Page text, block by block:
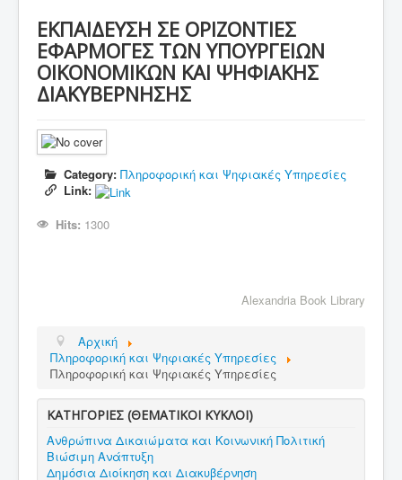
ΕΚΠΑΙΔΕΥΣΗ ΣΕ ΟΡΙΖΟΝΤΙΕΣ
ΕΦΑΡΜΟΓΕΣ ΤΩΝ ΥΠΟΥΡΓΕΙΩΝ
ΟΙΚΟΝΟΜΙΚΩΝ ΚΑΙ ΨΗΦΙΑΚΗΣ
ΔΙΑΚΥΒΕΡΝΗΣΗΣ
Category:Πληροφορική και Ψηφιακές Υπηρεσίες
Link:
Hits: 1300
Alexandria Book Library
Αρχική
Πληροφορική και Ψηφιακές Υπηρεσίες
Πληροφορική και Ψηφιακές Υπηρεσίες
ΚΑΤΗΓΟΡΙΕΣ (ΘΕΜΑΤΙΚΟΙ ΚΥΚΛΟΙ)
Ανθρώπινα Δικαιώματα και Κοινωνική Πολιτική
Βιώσιμη Ανάπτυξη
Δημόσια Διοίκηση και Διακυβέρνηση